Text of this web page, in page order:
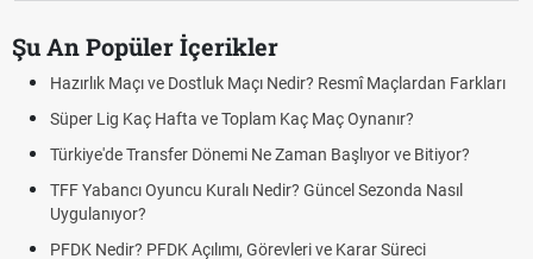
Şu An Popüler İçerikler
Maçı ve Dostluk Maçı Nedir? Resmî Maçlardan Farkları
Lig Kaç Hafta ve Toplam Kaç Maç Oynanır?
Transfer Dönemi Ne Zaman Başlıyor ve Bitiyor?
Yabancı Oyuncu Kuralı Nedir? Güncel Sezonda Nasıl
Nedir? PFDK Açılımı, Görevleri ve Karar Süreci